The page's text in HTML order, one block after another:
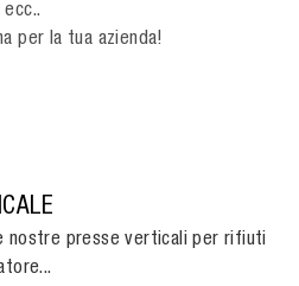
per la tua azienda!
nostre presse verticali per rifiuti